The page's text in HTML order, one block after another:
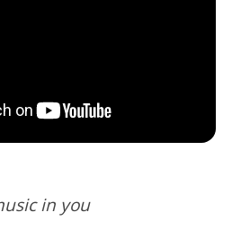
in you